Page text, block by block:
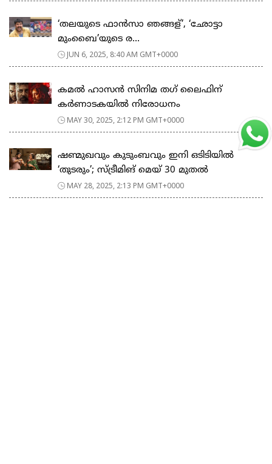
‘തലയുടെ ഫാൻസാ ഞങ്ങള്’, ‘ഛോട്ടാ
മുംബൈ’യുടെ ര...
JUN 6, 2025, 8:40 AM GMT+0000
കമല്‍ ഹാസന്‍ സിനിമ തഗ് ലൈഫിന്
കര്‍ണാടകയില്‍ നിരോധനം
MAY 30, 2025, 2:12 PM GMT+0000
ഷണ്മുഖവും കുടുംബവും ഇനി ഒടിടിയിൽ
‘തുടരും’; സ്ട്രീമിങ് മെയ് 30 മുതൽ
MAY 28, 2025, 2:13 PM GMT+0000